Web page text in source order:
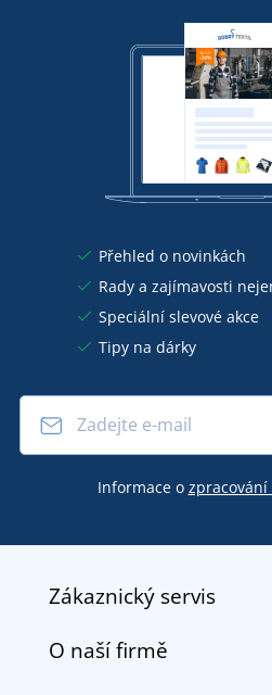
Přehled o novinkách
Rady a zajímavosti
Speciální slevové akce
Tipy na dárky
Informace o
Zákaznický servis
Kontakt
O naší firmě